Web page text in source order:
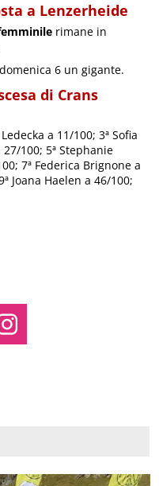
a Lenzerheide
rimane in
6 un gigante.
di Crans
a 11/100; 3ª Sofia
100; 5ª Stephanie
7ª Federica Brignone a
Joana Haelen a 46/100;